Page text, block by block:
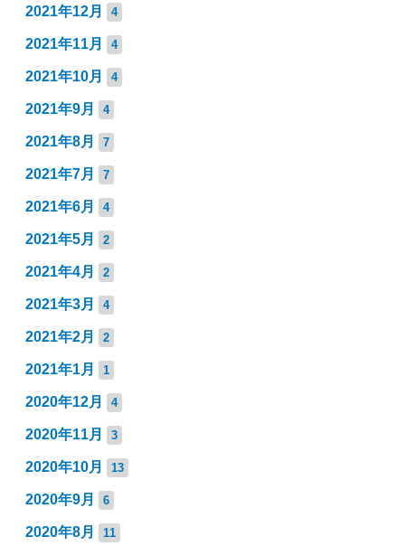
2021年12月 4
2021年11月 4
2021年10月 4
2021年9月 4
2021年8月 7
2021年7月 7
2021年6月 4
2021年5月 2
2021年4月 2
2021年3月 4
2021年2月 2
2021年1月 1
2020年12月 4
2020年11月 3
2020年10月 13
2020年9月 6
2020年8月 11